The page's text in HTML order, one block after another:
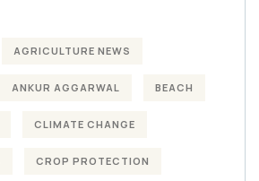
AGRICULTURE NEWS
ANKUR AGGARWAL BEACH
CLIMATE CHANGE
CROP PROTECTION